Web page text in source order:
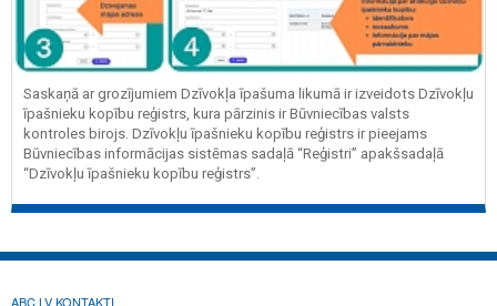
Saskaņā ar grozījumiem Dzīvokļa īpašuma likumā ir izveidots Dzīvokļu
īpašnieku kopību reģistrs, kura pārzinis ir Būvniecības valsts
kontroles birojs. Dzīvokļu īpašnieku kopību reģistrs ir pieejams
Būvniecības informācijas sistēmas sadaļā “Reģistri” apakšsadaļā
“Dzīvokļu īpašnieku kopību reģistrs”.
ABC.LV KONTAKTI